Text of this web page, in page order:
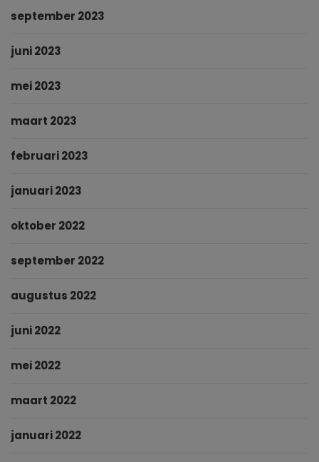
september 2023
juni 2023
mei 2023
maart 2023
februari 2023
januari 2023
oktober 2022
september 2022
augustus 2022
juni 2022
mei 2022
maart 2022
januari 2022